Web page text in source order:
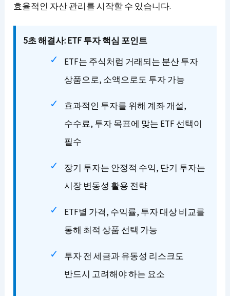
효율적인 자산 관리를 시작할 수 있습니다.
5초 해결사: ETF 투자 핵심 포인트
ETF는 주식처럼 거래되는 분산 투자
상품으로, 소액으로도 투자 가능
효과적인 투자를 위해 계좌 개설,
수수료, 투자 목표에 맞는 ETF 선택이
필수
장기 투자는 안정적 수익, 단기 투자는
시장 변동성 활용 전략
ETF별 가격, 수익률, 투자 대상 비교를
통해 최적 상품 선택 가능
투자 전 세금과 유동성 리스크도
반드시 고려해야 하는 요소